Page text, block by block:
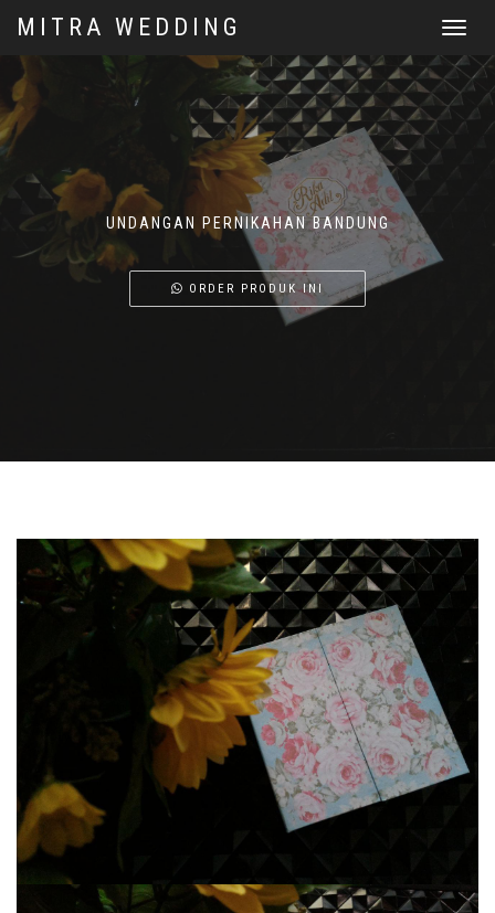
Toggle
MITRA WEDDING
UNDANGAN PERNIKAHAN BANDUNG
ORDER PRODUK INI